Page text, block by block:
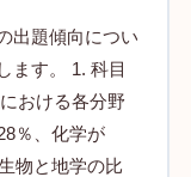
出題傾向につい
ます。 1. 科目
おける各分野
％、化学が
物と地学の比